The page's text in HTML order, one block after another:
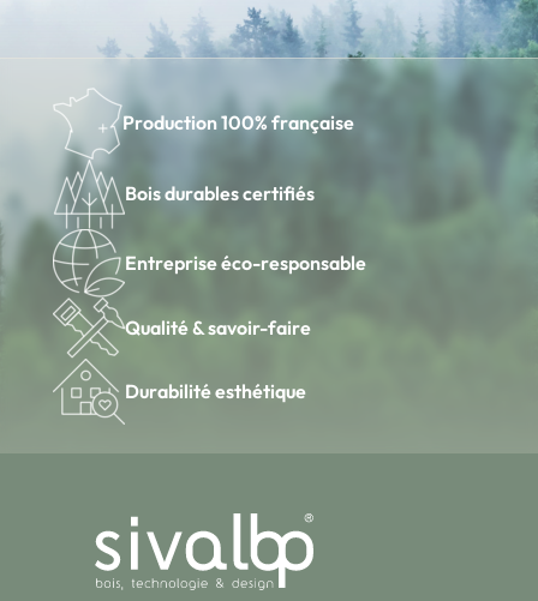
Production 100% française
Bois durables certifiés
Entreprise éco-responsable
Qualité & savoir-faire
Durabilité esthétique